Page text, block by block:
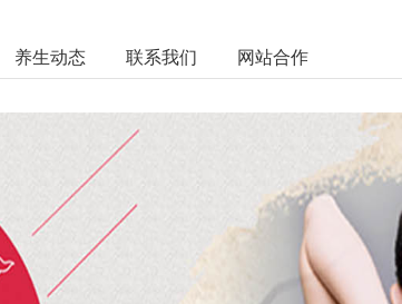
养生动态 联系我们 网站合作